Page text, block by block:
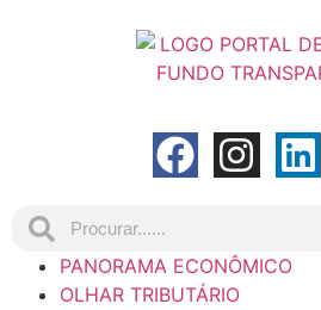
PANORAMA ECONÔMICO
OLHAR TRIBUTÁRIO